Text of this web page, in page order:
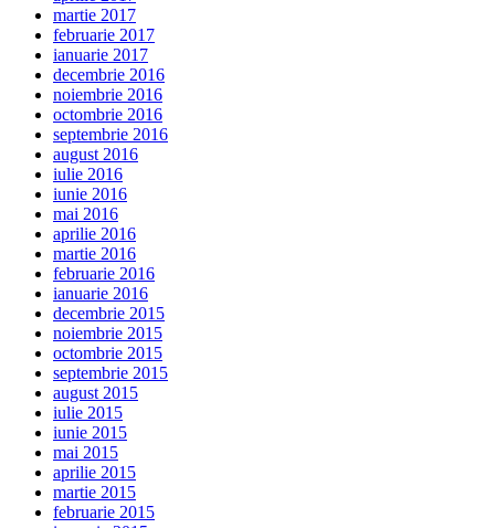
martie 2017
februarie 2017
ianuarie 2017
decembrie 2016
noiembrie 2016
octombrie 2016
septembrie 2016
august 2016
iulie 2016
iunie 2016
mai 2016
aprilie 2016
martie 2016
februarie 2016
ianuarie 2016
decembrie 2015
noiembrie 2015
octombrie 2015
septembrie 2015
august 2015
iulie 2015
iunie 2015
mai 2015
aprilie 2015
martie 2015
februarie 2015